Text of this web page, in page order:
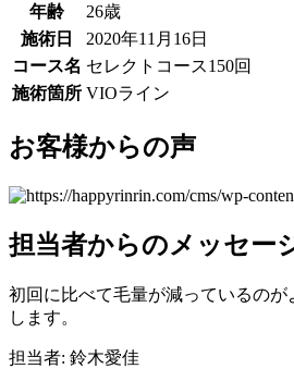
年齢
26歳
施術日
2020年11月16日
コース名 セレクトコース150回
施術箇所 VIOライン
お客様からの声
担当者からのメッセー
初回に比べて毛量が減っているの
します。
担当者: 鈴木愛佳